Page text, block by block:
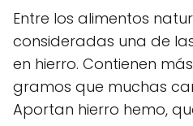
Entre los alimentos
consideradas una de
en hierro. Contienen
gramos que muchas
Aportan hierro hemo,